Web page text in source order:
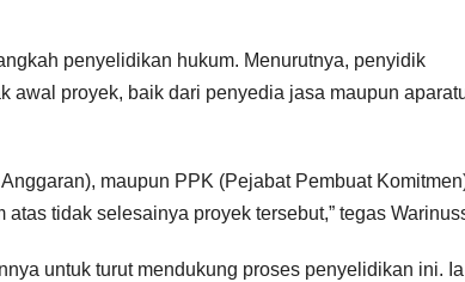
penyelidikan hukum. Menurutnya, penyidik
awal proyek, baik dari penyedia jasa maupun
maupun PPK (Pejabat Pembuat
tidak selesainya proyek tersebut,” tegas
untuk turut mendukung proses penyelidikan ini. Ia